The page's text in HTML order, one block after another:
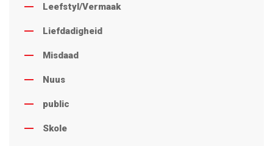
Leefstyl/Vermaak
Liefdadigheid
Misdaad
Nuus
public
Skole